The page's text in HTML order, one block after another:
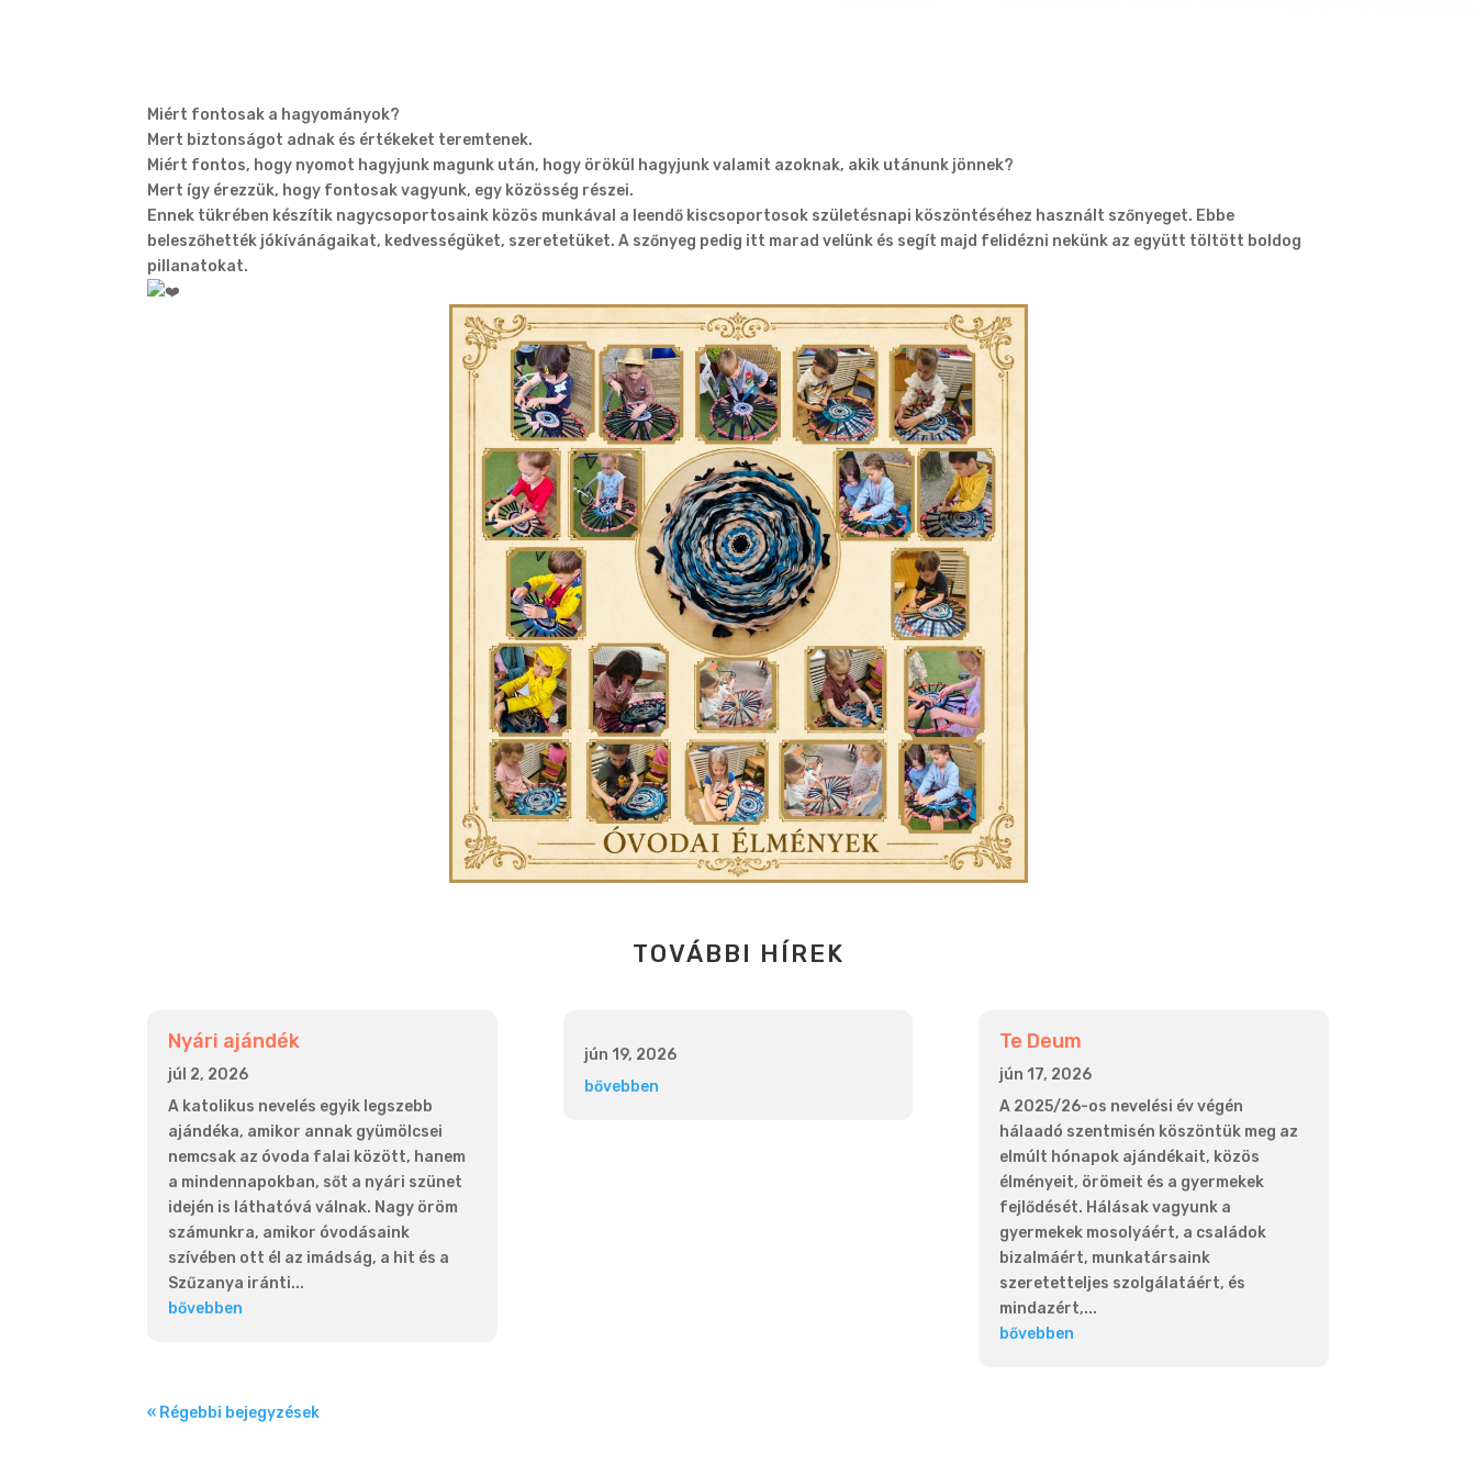
Miért fontosak a hagyományok?
Mert biztonságot adnak és értékeket teremtenek.
Miért fontos, hogy nyomot hagyjunk magunk után, hogy örökül hagyjunk valamit azoknak, akik utánunk jönnek?
Mert így érezzük, hogy fontosak vagyunk, egy közösség részei.
Ennek tükrében készítik nagycsoportosaink közös munkával a leendő kiscsoportosok születésnapi köszöntéséhez használt szőnyeget. Ebbe
beleszőhették jókívánágaikat, kedvességüket, szeretetüket. A szőnyeg pedig itt marad velünk és segít majd felidézni nekünk az együtt töltött boldog
pillanatokat.
TOVÁBBI HÍREK
Nyári ajándék
júl 2, 2026
A katolikus nevelés egyik legszebb
ajándéka, amikor annak gyümölcsei
nemcsak az óvoda falai között, hanem
a mindennapokban, sőt a nyári szünet
idején is láthatóvá válnak. Nagy öröm
számunkra, amikor óvodásaink
szívében ott él az imádság, a hit és a
Szűzanya iránti...
bővebben
jún 19, 2026
bővebben
Te Deum
jún 17, 2026
A 2025/26-os nevelési év végén
hálaadó szentmisén köszöntük meg az
elmúlt hónapok ajándékait, közös
élményeit, örömeit és a gyermekek
fejlődését. Hálásak vagyunk a
gyermekek mosolyáért, a családok
bizalmáért, munkatársaink
szeretetteljes szolgálatáért, és
mindazért,...
bővebben
« Régebbi bejegyzések